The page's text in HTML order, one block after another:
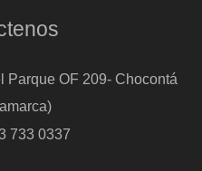
Parque OF 209- Chocontá
733 0337